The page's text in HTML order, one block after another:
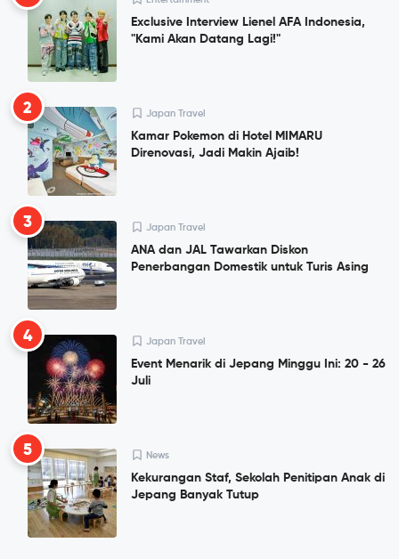
Exclusive Interview Lienel AFA Indonesia,
"Kami Akan Datang Lagi!"
2 Japan Travel
Kamar Pokemon di Hotel MIMARU
Direnovasi, Jadi Makin Ajaib!
3 Japan Travel
ANA dan JAL Tawarkan Diskon
Penerbangan Domestik untuk Turis Asing
4 Japan Travel
Event Menarik di Jepang Minggu Ini: 20 - 26
Juli
5 News
Kekurangan Staf, Sekolah Penitipan Anak di
Jepang Banyak Tutup